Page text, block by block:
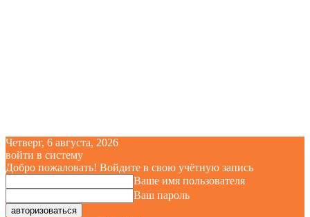
Четверг, 6 августа, 2026
войти в систему
Добро пожаловать! Войдите в свою учётную запись
Ваше имя пользователя
Ваш пароль